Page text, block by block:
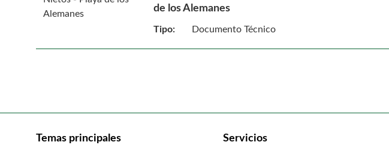
de los Alemanes
Tipo: Documento Técnico
Temas principales Servicios